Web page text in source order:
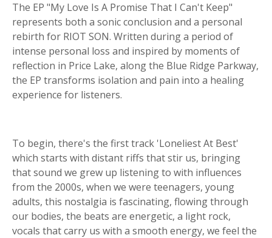
The EP "My Love Is A Promise That I Can't Keep"
represents both a sonic conclusion and a personal
rebirth for RIOT SON. Written during a period of
intense personal loss and inspired by moments of
reflection in Price Lake, along the Blue Ridge Parkway,
the EP transforms isolation and pain into a healing
experience for listeners.
To begin, there's the first track 'Loneliest At Best'
which starts with distant riffs that stir us, bringing
that sound we grew up listening to with influences
from the 2000s, when we were teenagers, young
adults, this nostalgia is fascinating, flowing through
our bodies, the beats are energetic, a light rock,
vocals that carry us with a smooth energy, we feel the